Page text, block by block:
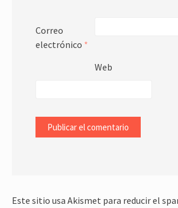
Correo
electrónico *
Web
Este sitio usa Akismet para reducir el